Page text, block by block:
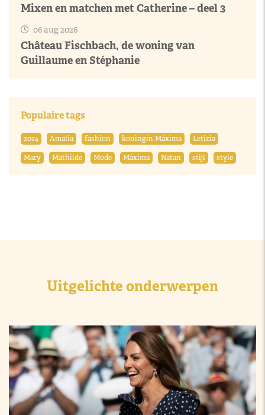
Mixen en matchen met Catherine – deel 3
06 aug 2026
Château Fischbach, de woning van
Guillaume en Stéphanie
Populaire tags
2024 Amalia fashion koningin Máxima
Letizia
Mary
Mathilde Mode Máxima Natan stijl style
Uitgelichte onderwerpen